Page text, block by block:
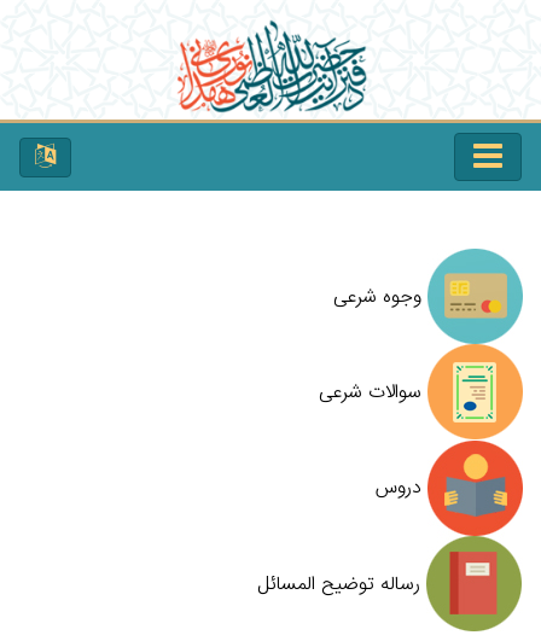
وجوه شرعی
سوالات شرعی
دروس
رساله توضیح المسائل